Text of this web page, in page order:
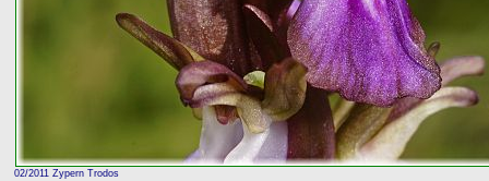
02/2011 Zypern Trodos